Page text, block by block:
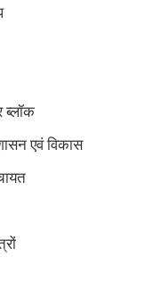
एवं विकास